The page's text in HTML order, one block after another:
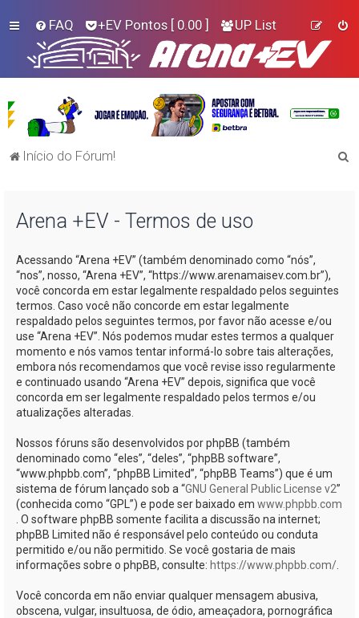
FAQ +EV Pontos [ 0.00 ] UP List
Início do Fórum!
Arena +EV - Termos de uso
Acessando “Arena +EV” (também denominado como “nós”,
“nos”, nosso, “Arena +EV”, “https://www.arenamaisev.com.br”),
você concorda em estar legalmente respaldado pelos seguintes
termos. Caso você não concorde em estar legalmente
respaldado pelos seguintes termos, por favor não acesse e/ou
use “Arena +EV”. Nós podemos mudar estes termos a qualquer
momento e nós vamos tentar informá-lo sobre tais alterações,
embora nós recomendamos que você revise isso regularmente
e continuado usando “Arena +EV” depois, significa que você
concorda em ser legalmente respaldado pelos termos e/ou
atualizações alteradas.
Nossos fóruns são desenvolvidos por phpBB (também
denominado como “eles”, “deles”, “phpBB software”,
“www.phpbb.com”, “phpBB Limited”, “phpBB Teams”) que é um
sistema de fórum lançado sob a “GNU General Public License v2”
(conhecida como “GPL”) e pode ser baixado em www.phpbb.com
. O software phpBB somente facilita a discussão na internet;
phpBB Limited não é responsável pelo conteúdo ou conduta
permitido e/ou não permitido. Se você gostaria de mais
informações sobre o phpBB, consulte: https://www.phpbb.com/
Você concorda em não enviar qualquer mensagem abusiva,
obscena, vulgar, insultuosa, de ódio, ameaçadora, pornográfica